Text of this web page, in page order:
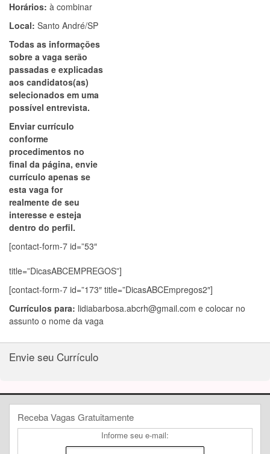
Horários: à combinar
Local: Santo André/SP
Todas as informações
sobre a vaga serão
passadas e explicadas
aos candidatos(as)
selecionados em uma
possível entrevista.
Enviar currículo
conforme
procedimentos no
final da página, envie
currículo apenas se
esta vaga for
realmente de seu
interesse e esteja
dentro do perfil.
[contact-form-7 id=”53″
title=”DicasABCEMPREGOS”]
[contact-form-7 id=”173″ title=”DicasABCEmpregos2″]
Currículos para: lidiabarbosa.abcrh@gmail.com e colocar no
assunto o nome da vaga
Envie seu Currículo
Receba Vagas Gratuitamente
Informe seu e-mail: